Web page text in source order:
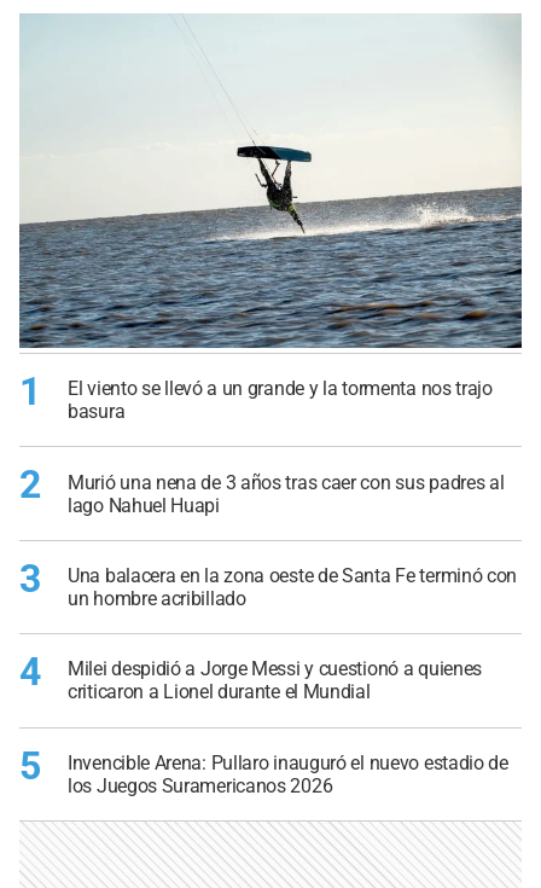
1
El viento se llevó a un grande y la tormenta nos trajo
basura
2
Murió una nena de 3 años tras caer con sus padres al
lago Nahuel Huapi
3
Una balacera en la zona oeste de Santa Fe terminó con
un hombre acribillado
4
Milei despidió a Jorge Messi y cuestionó a quienes
criticaron a Lionel durante el Mundial
5
Invencible Arena: Pullaro inauguró el nuevo estadio de
los Juegos Suramericanos 2026